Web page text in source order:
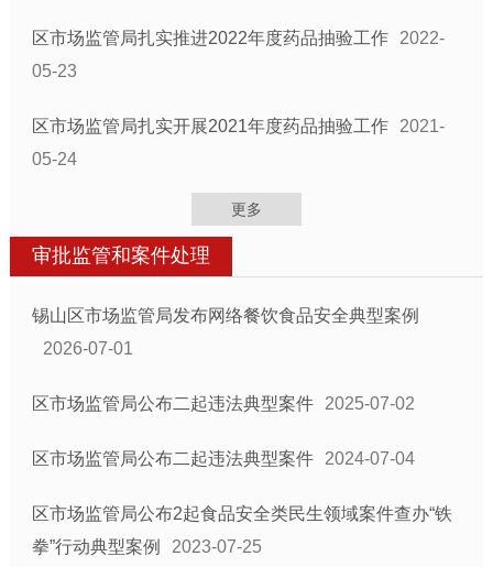
区市场监管局扎实推进2022年度药品抽验工作
2022-
05-23
区市场监管局扎实开展2021年度药品抽验工作
2021-
05-24
更多
审批监管和案件处理
锡山区市场监管局发布网络餐饮食品安全典型案例
2026-07-01
区市场监管局公布二起违法典型案件 2025-07-02
区市场监管局公布二起违法典型案件 2024-07-04
区市场监管局公布2起食品安全类民生领域案件查办“铁
拳”行动典型案例
2023-07-25